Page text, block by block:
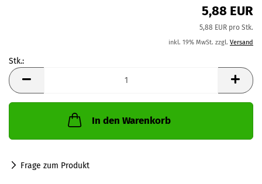
5,88 EUR
5,88 EUR pro Stk.
inkl. 19% MwSt. zzgl. Versand
Stk.:
Stk.
In den Warenkorb
Frage zum Produkt